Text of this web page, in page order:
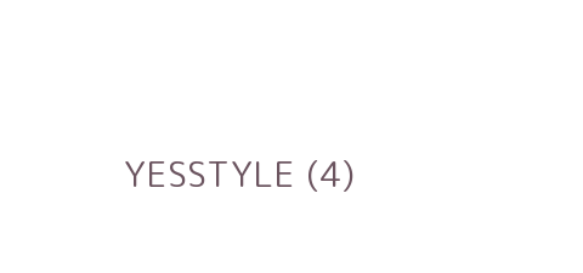
YESSTYLE (4)